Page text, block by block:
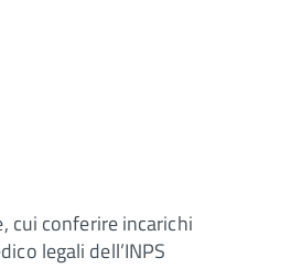
cui conferire incarichi
legali dell’INPS